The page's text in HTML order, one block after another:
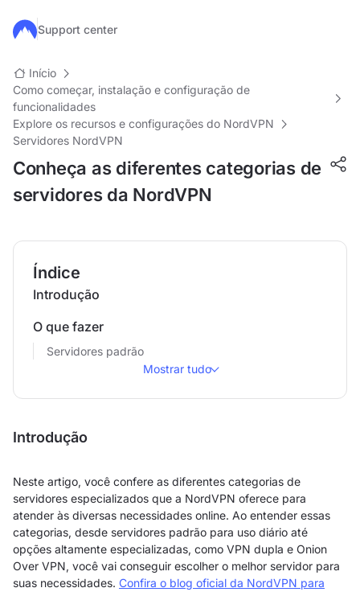
Ir para o conteúdo principal
Support center
Início
Como começar, instalação e configuração de
funcionalidades
Explore os recursos e configurações do NordVPN
Servidores NordVPN
Conheça as diferentes categorias de
servidores da NordVPN
Índice
Introdução
O que fazer
Servidores padrão
Mostrar tudo
Introdução
Neste artigo, você confere as diferentes categorias de
servidores especializados que a NordVPN oferece para
atender às diversas necessidades online. Ao entender essas
categorias, desde servidores padrão para uso diário até
opções altamente especializadas, como VPN dupla e Onion
Over VPN, você vai conseguir escolher o melhor servidor para
suas necessidades. Confira o blog oficial da NordVPN para